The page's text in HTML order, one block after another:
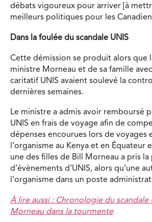
débats vigoureux pour arriver [à
meilleurs politiques pour les
Dans la foulée du scandale UNIS
Cette démission se produit alors que
ministre Morneau et de sa famille
caritatif UNIS avaient soulevé la
dernières semaines.
Le ministre a admis avoir remboursé
UNIS en frais de voyage afin de
dépenses encourues lors de voyages
l’organisme au Kenya et en Équateur
une des filles de Bill Morneau a pris
d’évènements d’UNIS, alors qu’une
l’organisme dans un poste
À lire aussi : Chronologie du scandale
Morneau dans la tourmente